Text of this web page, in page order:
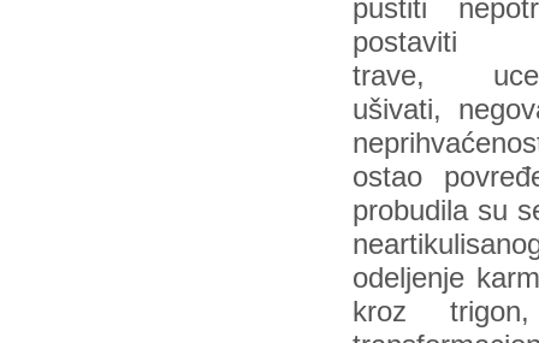
pustiti
postaviti
trave,
ušivati,
ostao
probudila su
odeljenje
kroz